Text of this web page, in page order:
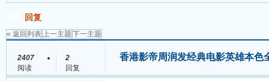
回复
« 返回列表上一主题 下一主题
2407
阅读
2
回复
香港影帝周润发经典电影英雄本色